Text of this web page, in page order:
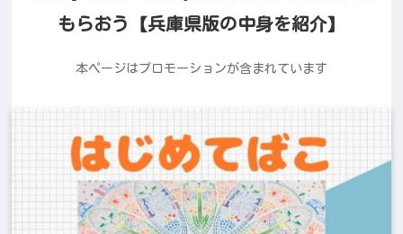
もらおう【兵庫県版の中身を紹介】
本ページはプロモーションが含まれています